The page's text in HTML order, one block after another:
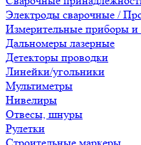
Электроды сварочные /
Измерительные приборы
Дальномеры лазерные
Детекторы проводки
Линейки/угольники
Мультиметры
Нивелиры
Отвесы, шнуры
Рулетки